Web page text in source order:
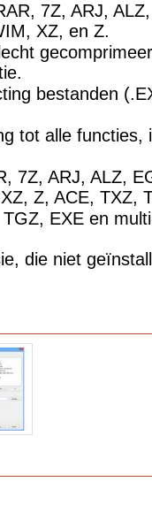
7Z, ARJ,
XZ, en Z.
bestanden
tot alle functies,
7Z, ARJ, ALZ,
Z, ACE, TXZ,
EXE en
die niet